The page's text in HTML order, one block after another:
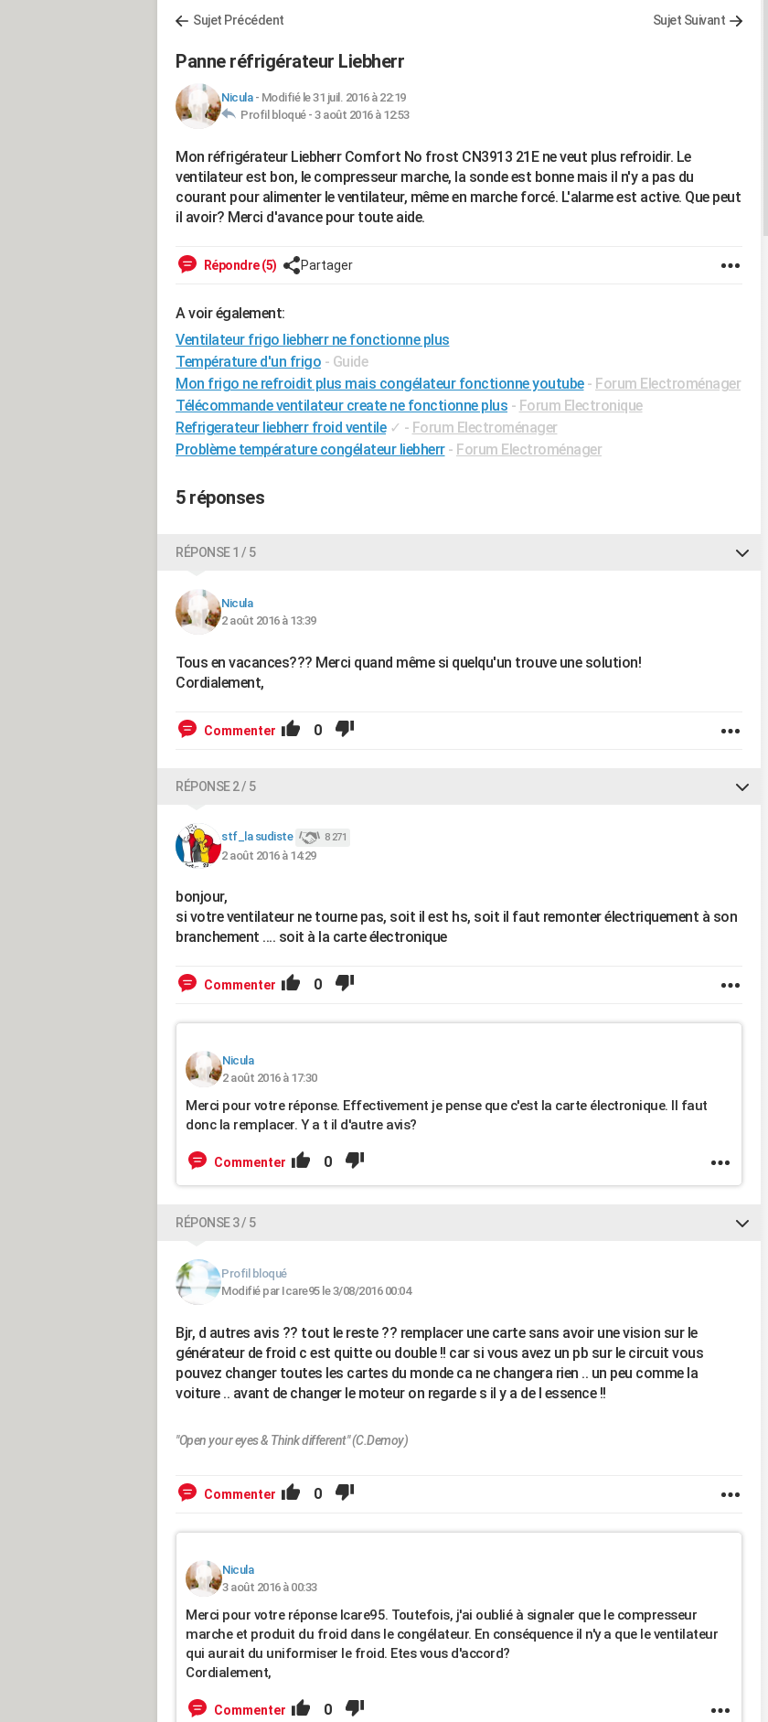
Sujet Précédent Sujet Suivant
Panne réfrigérateur Liebherr
Nicula- Modifié le 31 juil. 2016 à 22:19
Profil bloqué - 3 août 2016 à 12:53
Mon réfrigérateur Liebherr Comfort No frost CN3913 21E ne veut plus refroidir. Le
ventilateur est bon, le compresseur marche, la sonde est bonne mais il n'y a pas du
courant pour alimenter le ventilateur, même en marche forcé. L'alarme est active. Que peut
il avoir? Merci d'avance pour toute aide.
Répondre (5) Partager
A voir également:
Ventilateur frigo liebherr ne fonctionne plus
Température d'un frigo - Guide
Mon frigo ne refroidit plus mais congélateur fonctionne youtube - Forum Electroménager
Télécommande ventilateur create ne fonctionne plus - Forum Electronique
Refrigerateur liebherr froid ventile ✓ - Forum Electroménager
Problème température congélateur liebherr - Forum Electroménager
5 réponses
RÉPONSE 1 / 5
Nicula
2 août 2016 à 13:39
Tous en vacances??? Merci quand même si quelqu'un trouve une solution!
Cordialement,
Commenter 0
RÉPONSE 2 / 5
stf_la sudiste 8 271
2 août 2016 à 14:29
bonjour,
si votre ventilateur ne tourne pas, soit il est hs, soit il faut remonter électriquement à son
branchement .... soit à la carte électronique
Commenter 0
Nicula
2 août 2016 à 17:30
Merci pour votre réponse. Effectivement je pense que c'est la carte électronique. Il faut
donc la remplacer. Y a t il d'autre avis?
Commenter 0
RÉPONSE 3 / 5
Profil bloqué
Modifié par Icare95 le 3/08/2016 00:04
Bjr, d autres avis ?? tout le reste ?? remplacer une carte sans avoir une vision sur le
générateur de froid c est quitte ou double !! car si vous avez un pb sur le circuit vous
pouvez changer toutes les cartes du monde ca ne changera rien .. un peu comme la
voiture .. avant de changer le moteur on regarde s il y a de l essence !!
"Open your eyes & Think different" (C.Demoy)
Commenter 0
Nicula
3 août 2016 à 00:33
Merci pour votre réponse Icare95. Toutefois, j'ai oublié à signaler que le compresseur
marche et produit du froid dans le congélateur. En conséquence il n'y a que le ventilateur
qui aurait du uniformiser le froid. Etes vous d'accord?
Cordialement,
Commenter 0